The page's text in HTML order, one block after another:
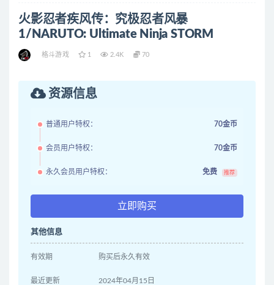
火影忍者疾风传：究极忍者风暴
1/NARUTO: Ultimate Ninja STORM
格斗游戏 1 2.4K 70
资源信息
普通用户特权： 70金币
会员用户特权： 70金币
永久会员用户特权： 免费 推荐
立即购买
其他信息
有效期 购买后永久有效
最近更新 2024年04月15日